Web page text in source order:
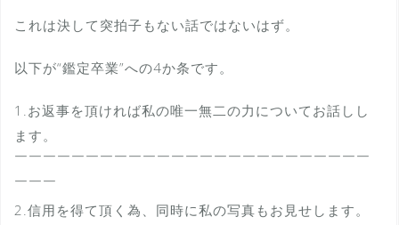
これは決して突拍子もない話ではないはず。
以下が“鑑定卒業”への4か条です。
1.お返事を頂ければ私の唯一無二の力についてお話しし
ます。
￣￣￣￣￣￣￣￣￣￣￣￣￣￣￣￣￣￣￣￣￣￣￣￣￣
￣￣￣
2.信用を得て頂く為、同時に私の写真もお見せします。